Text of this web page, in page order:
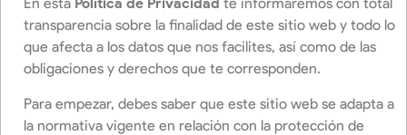
En esta Política de Privacidad te informaremos con total
transparencia sobre la finalidad de este sitio web y todo lo
que afecta a los datos que nos facilites, así como de las
obligaciones y derechos que te corresponden.
Para empezar, debes saber que este sitio web se adapta a
la normativa vigente en relación con la protección de